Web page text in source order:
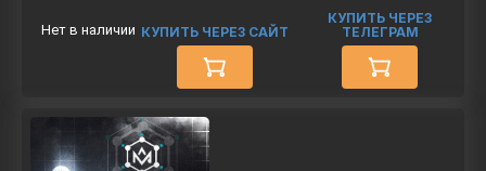
Нет в наличии КУПИТЬ ЧЕРЕЗ САЙТ
КУПИТЬ ЧЕРЕЗ
ТЕЛЕГРАМ